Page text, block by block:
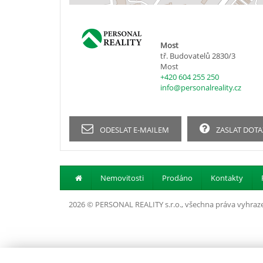
Most
tř. Budovatelů 2830/3
Most
+420 604 255 250
info@personalreality.cz
ODESLAT E-MAILEM ZASLAT
Nemovitosti Prodáno Kontakty
2026 © PERSONAL REALITY s.r.o., všechna práva